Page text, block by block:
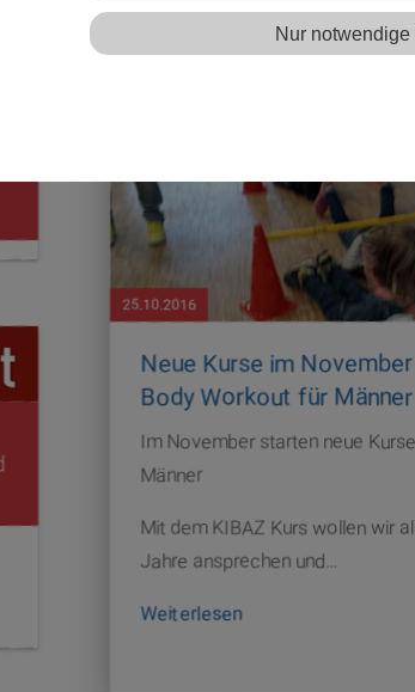
Nur
25.10.2016
Neue Kurse im
Body Workout für Männer
Im November starten neue
Männer
Mit dem KIBAZ Kurs wollen wir
Jahre ansprechen und…
Weiterlesen